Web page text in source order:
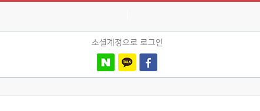
소셜계정으로 로그인